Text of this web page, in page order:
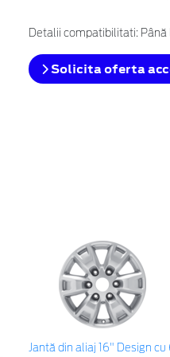
Detalii compatibilitati: Până
Solicita oferta
Jantă din aliaj 16" Design cu